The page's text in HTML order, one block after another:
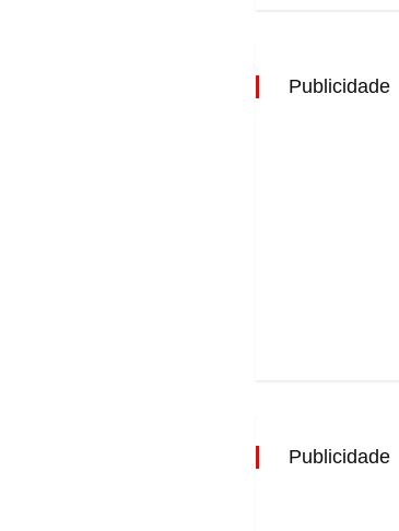
Publicidade
Publicidade